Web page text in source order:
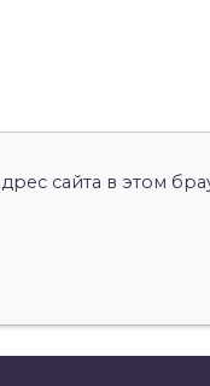
сайта в этом